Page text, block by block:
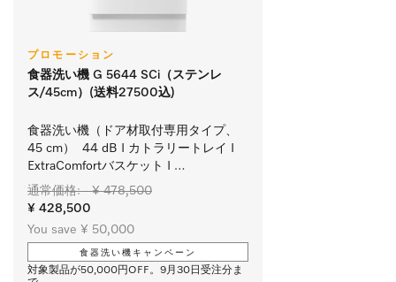
プロモーション
食器洗い機 G 5644 SCi（ステンレ
ス/45cm）(送料27500込)
食器洗い機（ドア材取付専用タイプ、
45 cm）  44 dB I カトラリートレイ I
ExtraComfortバスケット I
QuickPowerWash I AutoOpen
通常価格: - ¥ 478,500
¥ 428,500
You save ¥ 50,000
食器洗い機キャンペーン
対象製品が50,000円OFF。9月30日受注分ま